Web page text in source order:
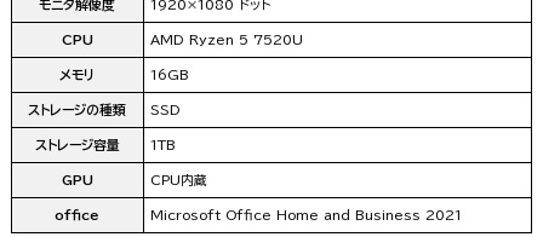
モニタ解像度 1920×1080 ドット
CPU AMD Ryzen 5 7520U
メモリ 16GB
ストレージの種類 SSD
ストレージ容量 1TB
GPU CPU内蔵
office Microsoft Office Home and Business 2021